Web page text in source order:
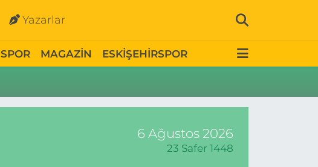
Yazarlar
SPOR MAGAZİN ESKİŞEHİRSPOR
6 Ağustos 2026
23 Safer 1448